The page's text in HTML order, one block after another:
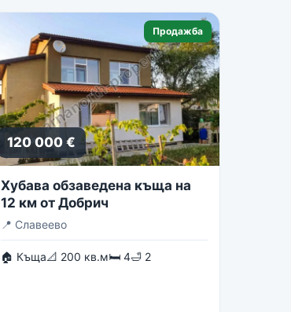
Продажба
120 000 €
Хубава обзаведена къща на
12 км от Добрич
📍 Славеево
🏠 Къща📐 200 кв.м🛏 4🛁 2